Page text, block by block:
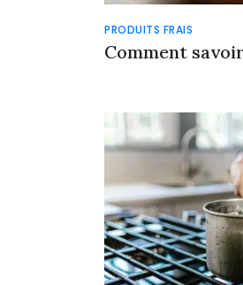
PRODUITS FRAIS
Comment